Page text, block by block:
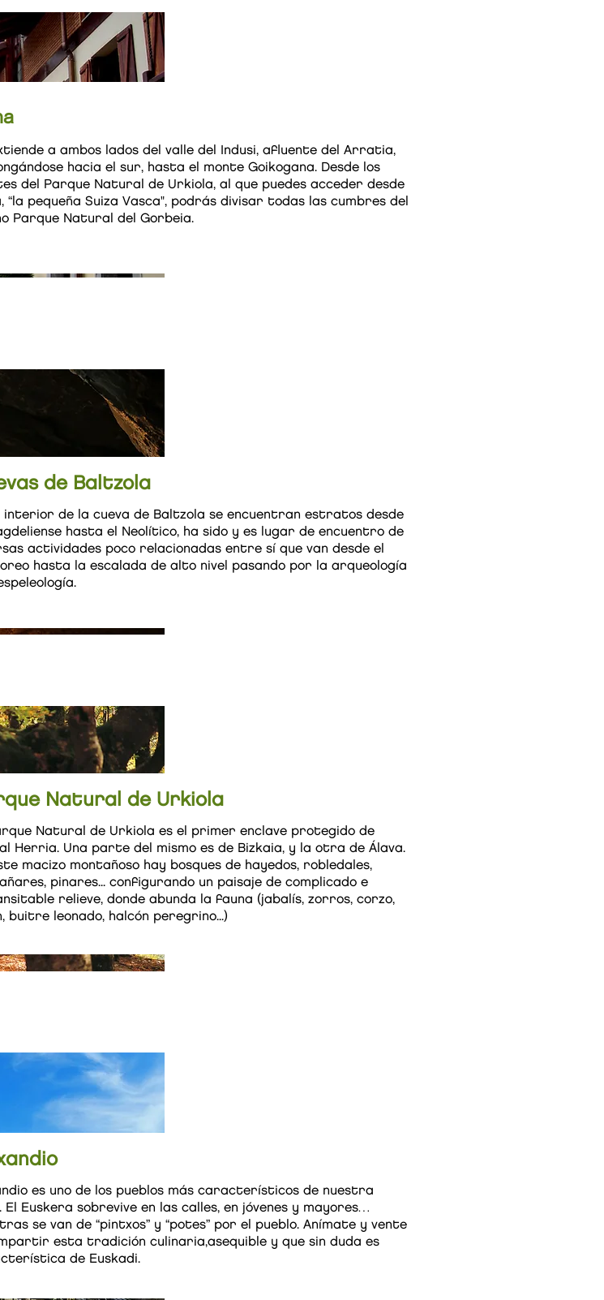
a ambos lados del valle del Indusi, afluente del Arratia,
hacia el sur, hasta el monte Goikogana. Desde los
del Parque Natural de Urkiola, al que puedes acceder desde
“la pequeña Suiza Vasca", podrás divisar todas las cumbres del
Parque Natural del Gorbeia.
de Baltzola
interior de la cueva de Baltzola se encuentran estratos desde
hasta el Neolítico, ha sido y es lugar de encuentro de
actividades poco relacionadas entre sí que van desde el
hasta la escalada de alto nivel pasando por la arqueología
Natural de Urkiola
Natural de Urkiola es el primer enclave protegido de
Herria. Una parte del mismo es de Bizkaia, y la otra de Álava.
macizo montañoso hay bosques de hayedos, robledales,
pinares... configurando un paisaje de complicado e
relieve, donde abunda la fauna (jabalís, zorros, corzo,
buitre leonado, halcón peregrino...)
es uno de los pueblos más característicos de nuestra
El Euskera sobrevive en las calles, en jóvenes y mayores…
se van de “pintxos” y “potes” por el pueblo. Anímate y vente
esta tradición culinaria,asequible y que sin duda es
de Euskadi.